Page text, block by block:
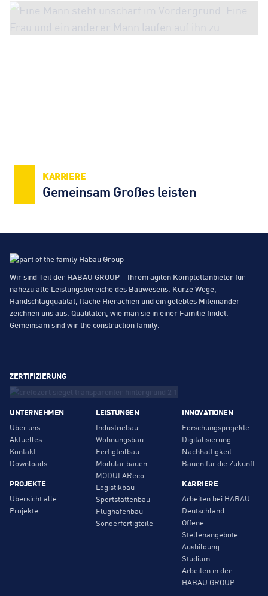
KARRIERE
Gemeinsam Großes leisten
Wir sind Teil der HABAU GROUP – Ihrem agilen Komplettanbieter für
nahezu alle Leistungsbereiche des Bauwesens. Kurze Wege,
Handschlagqualität, flache Hierachien und ein gelebtes Miteinander
zeichnen uns aus. Qualitäten, wie man sie in einer Familie findet.
Gemeinsam sind wir the construction family.
ZERTIFIZIERUNG
UNTERNEHMEN
Über uns
Aktuelles
Kontakt
Downloads
PROJEKTE
Übersicht alle
Projekte
LEISTUNGEN
Industriebau
Wohnungsbau
Fertigteilbau
Modular bauen
MODULAReco
Logistikbau
Sportstättenbau
Flughafenbau
Sonderfertigteile
INNOVATIONEN
Forschungsprojekte
Digitalisierung
Nachhaltigkeit
Bauen für die Zukunft
KARRIERE
Arbeiten bei HABAU
Deutschland
Offene
Stellenangebote
Ausbildung
Studium
Arbeiten in der
HABAU GROUP